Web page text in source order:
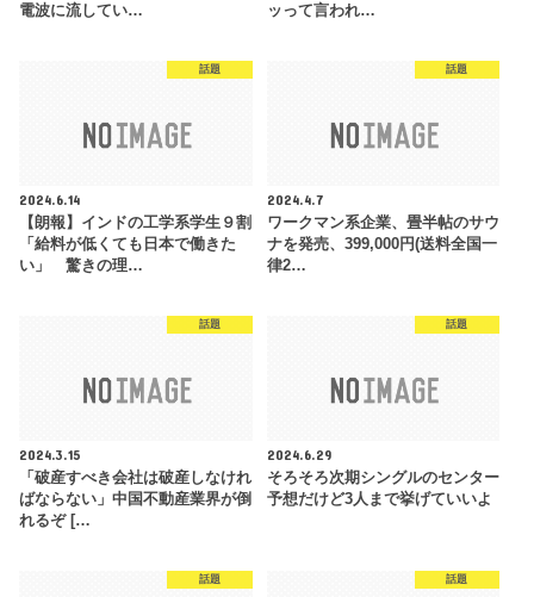
電波に流してい…
ッって言われ…
話題
2024.6.14
【朗報】インドの工学系学生９割
「給料が低くても日本で働きた
い」 驚きの理…
話題
2024.4.7
ワークマン系企業、畳半帖のサウ
ナを発売、399,000円(送料全国一
律2…
話題
2024.3.15
「破産すべき会社は破産しなけれ
ばならない」中国不動産業界が倒
れるぞ […
話題
2024.6.29
そろそろ次期シングルのセンター
予想だけど3人まで挙げていいよ
話題 話題